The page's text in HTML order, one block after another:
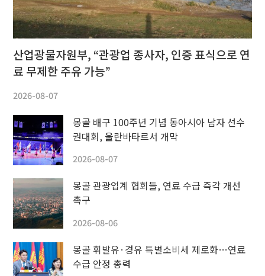
산업광물자원부, “관광업 종사자, 인증 표식으로 연
료 무제한 주유 가능”
2026-08-07
몽골 배구 100주년 기념 동아시아 남자 선수
권대회, 울란바타르서 개막
2026-08-07
몽골 관광업계 협회들, 연료 수급 즉각 개선
촉구
2026-08-06
몽골 휘발유·경유 특별소비세 제로화…연료
수급 안정 총력